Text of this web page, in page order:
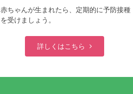
赤ちゃんが生まれたら、定期的に予防接種
を受けましょう。
詳しくはこちら